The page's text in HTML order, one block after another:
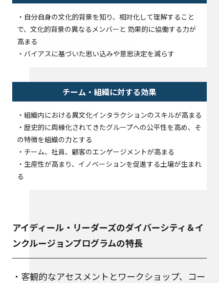
・自分自身の文化的背景を知り、相対化して理解すること
で、文化的背景の異なるメンバーと 効果的に協働する力が
高まる
・バイアスに基づいた思い込みや意思決定を減らす
チーム・組織に対する効果
・組織内における異文化インタラクションのスキルが高まる
・歴史的に周縁化されてきたグループへの公平性を高め、そ
の特徴を組織の力とする
・チーム、社員、顧客のエンゲージメントが高まる
・生産性が高まり、イノベーションを促進する土壌が生まれ
る
アイディール・リーダーズのダイバーシティ＆イ
ンクルージョンプログラムの特長
・客観的なアセスメントとワークショップ、コー